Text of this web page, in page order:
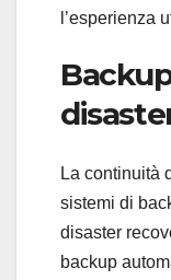
l’esperienza
La continuità
sistemi di
disaster
backup